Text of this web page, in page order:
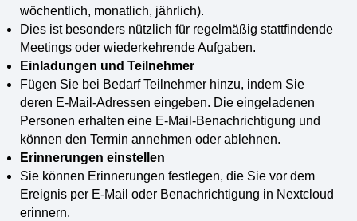
wöchentlich, monatlich, jährlich).
Dies ist besonders nützlich für regelmäßig stattfindende
Meetings oder wiederkehrende Aufgaben.
Einladungen und Teilnehmer
Fügen Sie bei Bedarf Teilnehmer hinzu, indem Sie
deren E-Mail-Adressen eingeben. Die eingeladenen
Personen erhalten eine E-Mail-Benachrichtigung und
können den Termin annehmen oder ablehnen.
Erinnerungen einstellen
Sie können Erinnerungen festlegen, die Sie vor dem
Ereignis per E-Mail oder Benachrichtigung in Nextcloud
erinnern.